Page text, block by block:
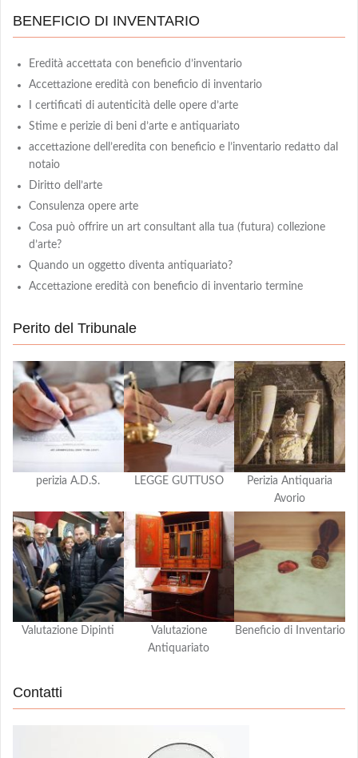
BENEFICIO DI INVENTARIO
Eredità accettata con beneficio d’inventario
Accettazione eredità con beneficio di inventario
I certificati di autenticità delle opere d’arte
Stime e perizie di beni d’arte e antiquariato
accettazione dell’eredita con beneficio e l’inventario redatto dal
notaio
Diritto dell’arte
Consulenza opere arte
Cosa può offrire un art consultant alla tua (futura) collezione
d’arte?
Quando un oggetto diventa antiquariato?
Accettazione eredità con beneficio di inventario termine
Perito del Tribunale
perizia A.D.S. LEGGE GUTTUSO
Perizia Antiquaria
Avorio
Valutazione Dipinti
Valutazione
Antiquariato
Beneficio di Inventario
Contatti